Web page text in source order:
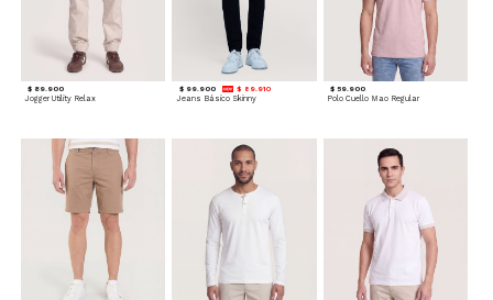
$ 89.900
Jogger Utility Relax
$ 99.900 $ 89.910
Jeans Básico Skinny
$ 59.900
Polo Cuello Mao Regular